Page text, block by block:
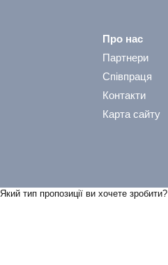
Про нас
Партнери
Співпраця
Контакти
Карта сайту
Який тип пропозицiї ви хочете зробити?